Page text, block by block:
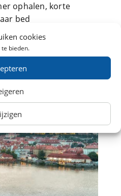
cookies
bieden.
ophalen, korte
bed
terugreizen
Dan kun je na de race
Praag zonder direct